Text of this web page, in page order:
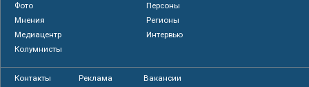
Фото
Персоны
Мнения
Регионы
Медиацентр
Интервью
Колумнисты
Контакты Реклама Вакансии